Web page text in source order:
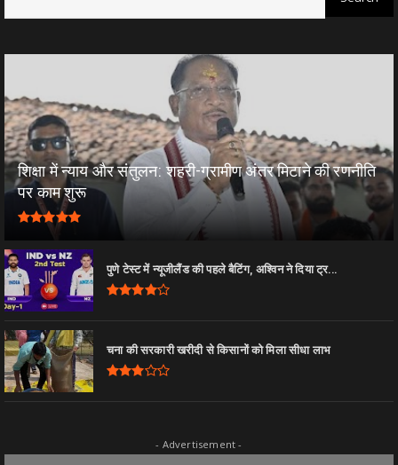
शिक्षा में न्याय और संतुलन: शहरी-ग्रामीण अंतर मिटाने की रणनीति
पर काम शुरू
पुणे टेस्ट में न्यूजीलैंड की पहले बैटिंग, अश्विन ने दिया ट्र...
चना की सरकारी खरीदी से किसानों को मिला सीधा लाभ
- Advertisement -